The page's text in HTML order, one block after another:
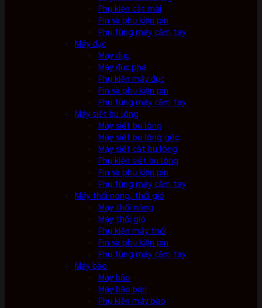
Phụ kiện cắt mài
Pin và phụ kiện pin
Phụ tùng máy cầm tay
Máy đục
Máy đục
Máy đục phá
Phụ kiện máy đục
Pin và phụ kiện pin
Phụ tùng máy cầm tay
Máy siết bu lông
Máy siết bu lông
Máy siết bu lông góc
Máy siết cắt bu lông
Phụ kiện siết bu lông
Pin và phụ kiện pin
Phụ tùng máy cầm tay
Máy thổi nóng, thổi gió
Máy thổi nóng
Máy thổi gió
Phụ kiện máy thổi
Pin và phụ kiện pin
Phụ tùng máy cầm tay
Máy bào
Máy bào
Máy bào bàn
Phụ kiện máy bào